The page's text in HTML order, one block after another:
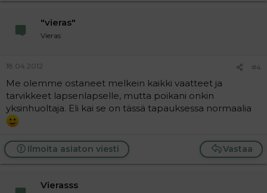
"vieras"
Vieras
18.04.2012 #4
Me olemme ostaneet melkein kaikki vaatteet ja
tarvikkeet lapsenlapselle, mutta poikani onkin
yksinhuoltaja. Eli kai se on tässä tapauksessa normaalia
Vastaa
Ilmoita asiaton viesti
Vierasss